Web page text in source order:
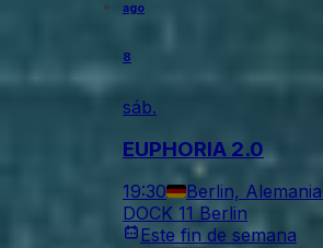
ago
8
sáb.
EUPHORIA 2.0
19:30 Berlin, Alemania
DOCK 11 Berlin
Este fin de semana